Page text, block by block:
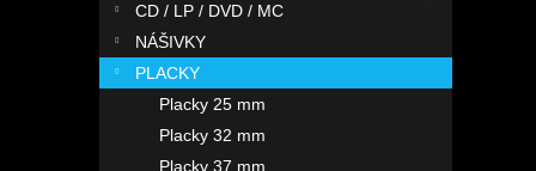
í
CD / LP / DVD / MC
NÁŠIVKY
PLACKY
Placky 25 mm
Placky 32 mm
Placky 37 mm